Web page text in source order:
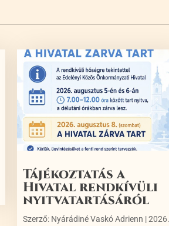
Tájékoztatás a
Hivatal rendkívüli
nyitvatartásáról
Szerző: Nyárádiné Vaskó Adrienn |2026.